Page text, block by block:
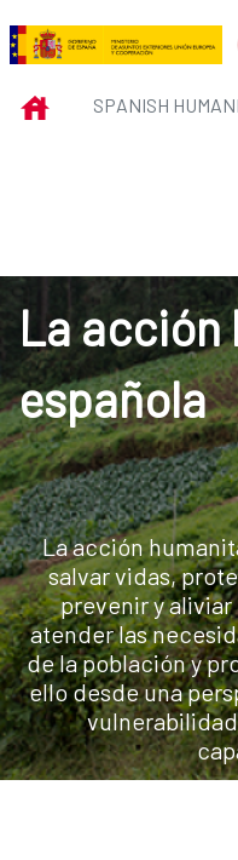
Skip to Main Content
SPANISH
INICIOSPANISH
La
española
La acción
salvar vidas,
prevenir y
atender las
de la población y
ello desde una